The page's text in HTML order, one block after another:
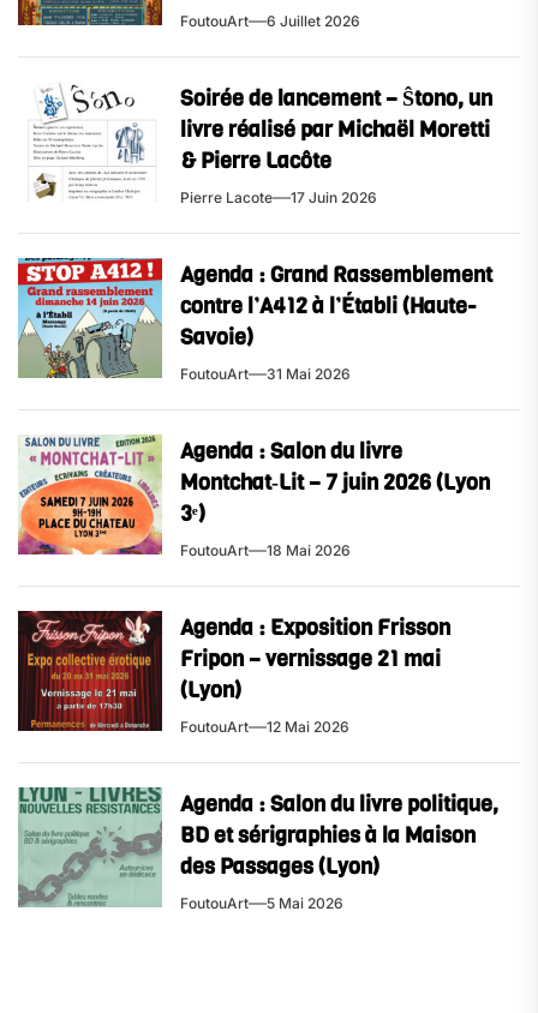
FoutouArt 6 Juillet 2026
Soirée de lancement – Ŝtono, un
livre réalisé par Michaël Moretti
& Pierre Lacôte
Pierre Lacote 17 Juin 2026
Agenda : Grand Rassemblement
contre l’A412 à l’Établi (Haute-
Savoie)
FoutouArt 31 Mai 2026
Agenda : Salon du livre
Montchat‑Lit – 7 juin 2026 (Lyon
3ᵉ)
FoutouArt 18 Mai 2026
Agenda : Exposition Frisson
Fripon – vernissage 21 mai
(Lyon)
FoutouArt 12 Mai 2026
Agenda : Salon du livre politique,
BD et sérigraphies à la Maison
des Passages (Lyon)
FoutouArt 5 Mai 2026